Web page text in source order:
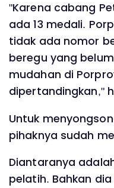
"Karena cabang
ada 13 medali.
tidak ada nomor
beregu yang
mudahan di
dipertandingkan,"
Untuk
pihaknya sudah
Diantaranya
pelatih. Bahkan